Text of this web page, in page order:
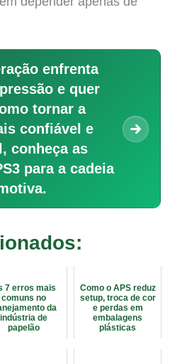
enfrenta
e quer
tornar a
confiável e
conheça as
para a cadeia
7 erros mais
comuns no
da
indústria de
papelão
Como o APS reduz
setup, troca de cor
e perdas em
embalagens
plásticas